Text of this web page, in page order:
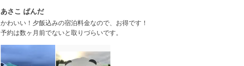
あさこ ぱんだ
かわいい！夕飯込みの宿泊料金なので、お得です！
予約は数ヶ月前でないと取りづらいです。